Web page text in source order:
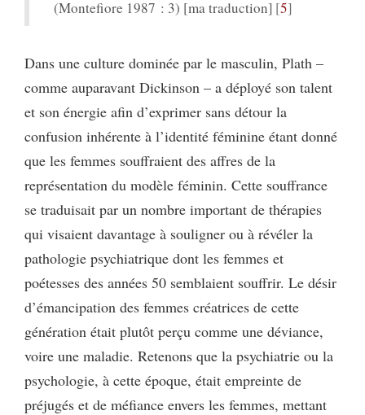
(Montefiore 1987 : 3) [ma traduction] 5
Dans une culture dominée par le masculin, Plath –
comme auparavant Dickinson – a déployé son talent
et son énergie afin d’exprimer sans détour la
confusion inhérente à l’identité féminine étant donné
que les femmes souffraient des affres de la
représentation du modèle féminin. Cette souffrance
se traduisait par un nombre important de thérapies
qui visaient davantage à souligner ou à révéler la
pathologie psychiatrique dont les femmes et
poétesses des années 50 semblaient souffrir. Le désir
d’émancipation des femmes créatrices de cette
génération était plutôt perçu comme une déviance,
voire une maladie. Retenons que la psychiatrie ou la
psychologie, à cette époque, était empreinte de
préjugés et de méfiance envers les femmes, mettant